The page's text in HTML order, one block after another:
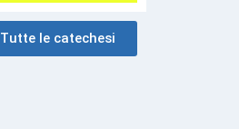
Tutte le catechesi